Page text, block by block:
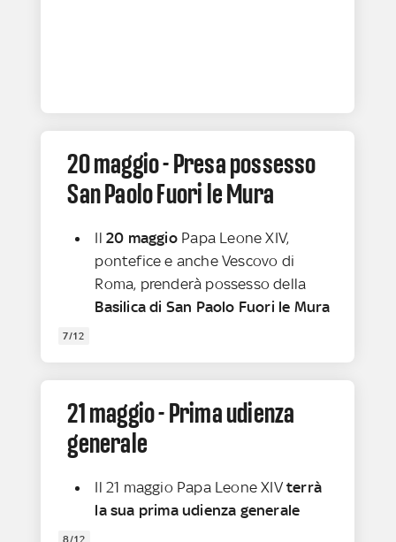
20 maggio - Presa possesso
San Paolo Fuori le Mura
Il20 maggioPapa Leone XIV,
pontefice e anche Vescovo di
Roma, prenderà possesso della
Basilica di San Paolo Fuori le Mura
7/12
21 maggio - Prima udienza
generale
Il 21 maggio Papa Leone XIVterrà
la sua prima udienza generale
8/12